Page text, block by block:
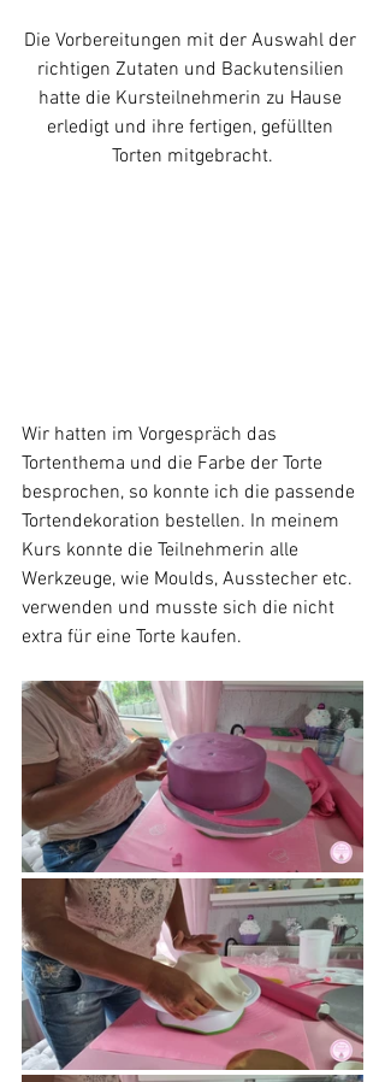
Die Vorbereitungen mit der Auswahl der
richtigen Zutaten und Backutensilien
hatte die Kursteilnehmerin zu Hause
erledigt und ihre fertigen, gefüllten
Torten mitgebracht.
Wir hatten im Vorgespräch das
Tortenthema und die Farbe der Torte
besprochen, so konnte ich die passende
Tortendekoration bestellen. In meinem
Kurs konnte die Teilnehmerin alle
Werkzeuge, wie Moulds, Ausstecher etc.
verwenden und musste sich die nicht
extra für eine Torte kaufen.